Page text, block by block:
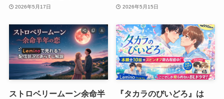
2026年5月17日 2026年5月15日
ストロベリームーン余命半
『タカラのびいどろ』は